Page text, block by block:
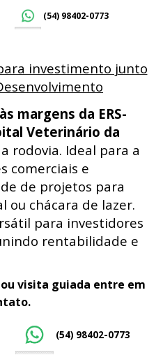
(54) 98402-0773
investimento junto
margens da ERS-
Veterinário da
rodovia. Ideal para a
comerciais e
de projetos para
ou chácara de lazer.
para investidores
rentabilidade e
visita guiada entre em
(54) 98402-0773